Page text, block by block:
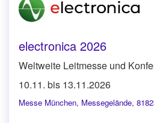
electronica 2026
Weltweite Leitmesse und
10.11. bis 13.11.2026
Messe München, Messegelände,